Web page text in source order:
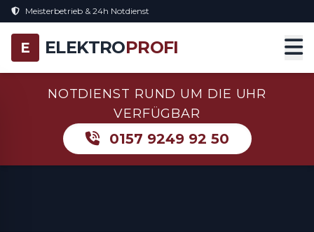
Meisterbetrieb & 24h Notdienst
E ELEKTROPROFI
NOTDIENST RUND UM DIE UHR
VERFÜGBAR
0157 9249 92 50